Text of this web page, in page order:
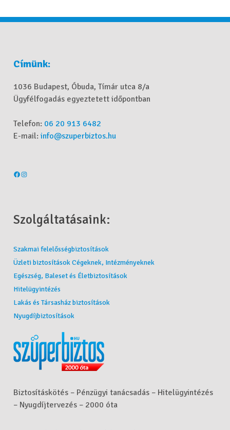
Címünk:
1036 Budapest, Óbuda, Tímár utca 8/a
Ügyfélfogadás egyeztetett időpontban
Telefon: 06 20 913 6482
E-mail:info@szuperbiztos.hu
Szolgáltatásaink:
Szakmai felelősségbiztosítások
Üzleti biztosítások Cégeknek, Intézményeknek
Egészség, Baleset és Életbiztosítások
Hitelügyintézés
Lakás és Társasház biztosítások
Nyugdíjbiztosítások
Biztosításkötés – Pénzügyi tanácsadás – Hitelügyintézés
– Nyugdíjtervezés – 2000 óta